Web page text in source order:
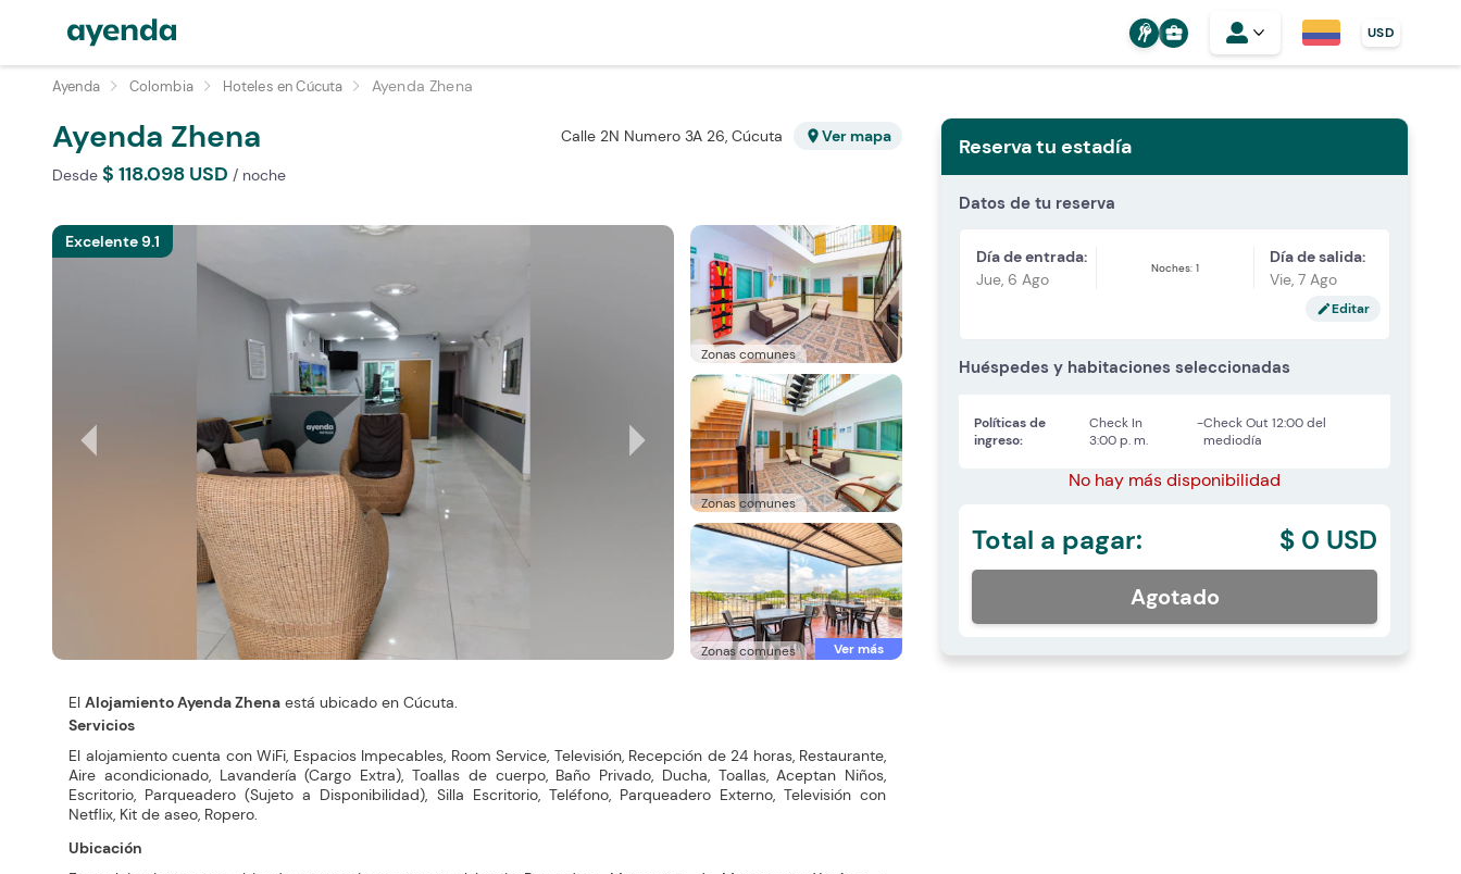
business_center USD
Ayenda Colombia Hoteles en Cúcuta Ayenda Zhena
Ayenda Zhena Calle 2N Numero 3A 26, Cúcuta location_onVer mapa
Desde $ 118.098 USD / noche
arrow_left arrow_right
Excelente 9.1
Zonas comunes
Zonas comunes
Zonas comunes Ver más
El Alojamiento Ayenda Zhena está ubicado en Cúcuta.
Servicios
El alojamiento cuenta con WiFi, Espacios Impecables, Room Service, Televisión, Recepción de 24 horas, Restaurante,
Aire acondicionado, Lavandería (Cargo Extra), Toallas de cuerpo, Baño Privado, Ducha, Toallas, Aceptan Niños,
Escritorio, Parqueadero (Sujeto a Disponibilidad), Silla Escritorio, Teléfono, Parqueadero Externo, Televisión con
Netflix, Kit de aseo, Ropero.
Ubicación
Reserva tu estadía
Datos de tu reserva
Día de entrada:
Jue, 6 Ago
Noches: 1
Día de salida:
Vie, 7 Ago
editEditar
Huéspedes y habitaciones seleccionadas
Políticas de
ingreso:
Check In
3:00 p. m.
-Check Out12:00 del
mediodía
No hay más disponibilidad
Total a pagar: $ 0 USD
Agotado